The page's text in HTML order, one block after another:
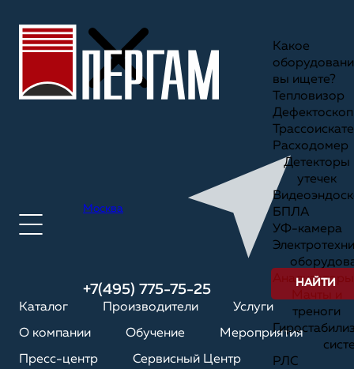
Москва
+7(495) 775-75-25
Каталог Производители Услуги
О компании Обучение Мероприятия
Пресс-центр Сервисный Центр
Какое
вы ищете?
Тепловизор
Дефектоскоп
Расходомер
Детекторы
утечек
БПЛА
УФ-камера
Анализаторы
треноги
РЛС
НАЙТИ